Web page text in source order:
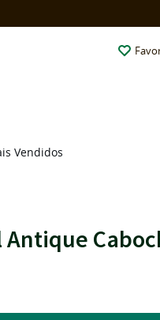
Vendidos